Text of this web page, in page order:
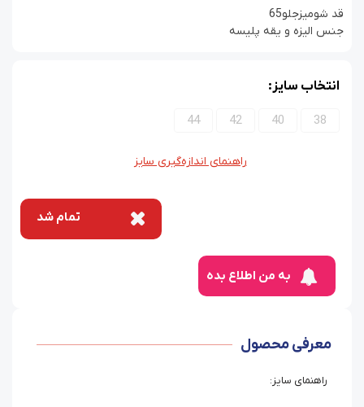
قد شومیزجلو65
جنس الیزه و یقه پلیسه
انتخاب سایز:
38
40
42
44
راهنمای اندازه‌گیری سایز
تمام شد
به من اطلاع بده
معرفی محصول
راهنمای سایز: